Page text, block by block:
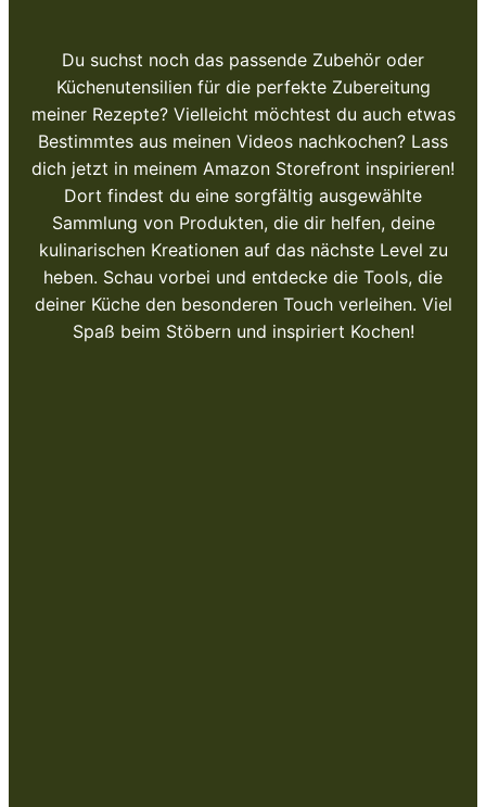
Du suchst noch das passende Zubehör oder
Küchenutensilien für die perfekte Zubereitung
meiner Rezepte? Vielleicht möchtest du auch etwas
Bestimmtes aus meinen Videos nachkochen? Lass
dich jetzt in meinem Amazon Storefront inspirieren!
Dort findest du eine sorgfältig ausgewählte
Sammlung von Produkten, die dir helfen, deine
kulinarischen Kreationen auf das nächste Level zu
heben. Schau vorbei und entdecke die Tools, die
deiner Küche den besonderen Touch verleihen. Viel
Spaß beim Stöbern und inspiriert Kochen!